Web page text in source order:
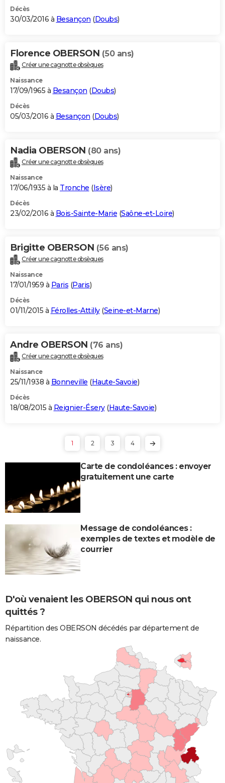
Décès
30/03/2016 à Besançon (Doubs)
Florence OBERSON (50 ans)
Créer une cagnotte obsèques
Naissance
17/09/1965 à Besançon (Doubs)
Décès
05/03/2016 à Besançon (Doubs)
Nadia OBERSON (80 ans)
Créer une cagnotte obsèques
Naissance
17/06/1935 à la Tronche (Isère)
Décès
23/02/2016 à Bois-Sainte-Marie (Saône-et-Loire)
Brigitte OBERSON (56 ans)
Créer une cagnotte obsèques
Naissance
17/01/1959 à Paris (Paris)
Décès
01/11/2015 à Férolles-Attilly(Seine-et-Marne)
Andre OBERSON (76 ans)
Créer une cagnotte obsèques
Naissance
25/11/1938 à Bonneville (Haute-Savoie)
Décès
18/08/2015 à Reignier-Ésery(Haute-Savoie)
1 2 3 4
Carte de condoléances : envoyer
gratuitement une carte
Message de condoléances :
exemples de textes et modèle de
courrier
D'où venaient les OBERSON qui nous ont
quittés ?
Répartition des OBERSON décédés par département de
naissance.